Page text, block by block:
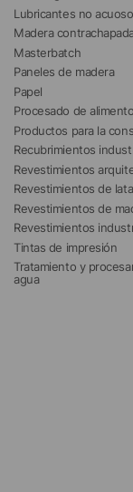
Lubricantes no
Madera
Masterbatch
Paneles de madera
Papel
Procesado de
Productos para la
Recubrimientos
Revestimientos
Revestimientos de
Revestimientos de
Revestimientos
Tintas de impresión
Tratamiento y
agua